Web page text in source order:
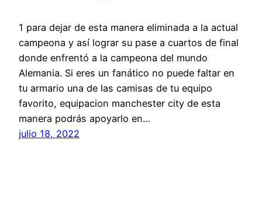
1 para dejar de esta manera eliminada a la actual
campeona y así lograr su pase a cuartos de final
donde enfrentó a la campeona del mundo
Alemania. Si eres un fanático no puede faltar en
tu armario una de las camisas de tu equipo
favorito, equipacion manchester city de esta
manera podrás apoyarlo en…
julio 18, 2022